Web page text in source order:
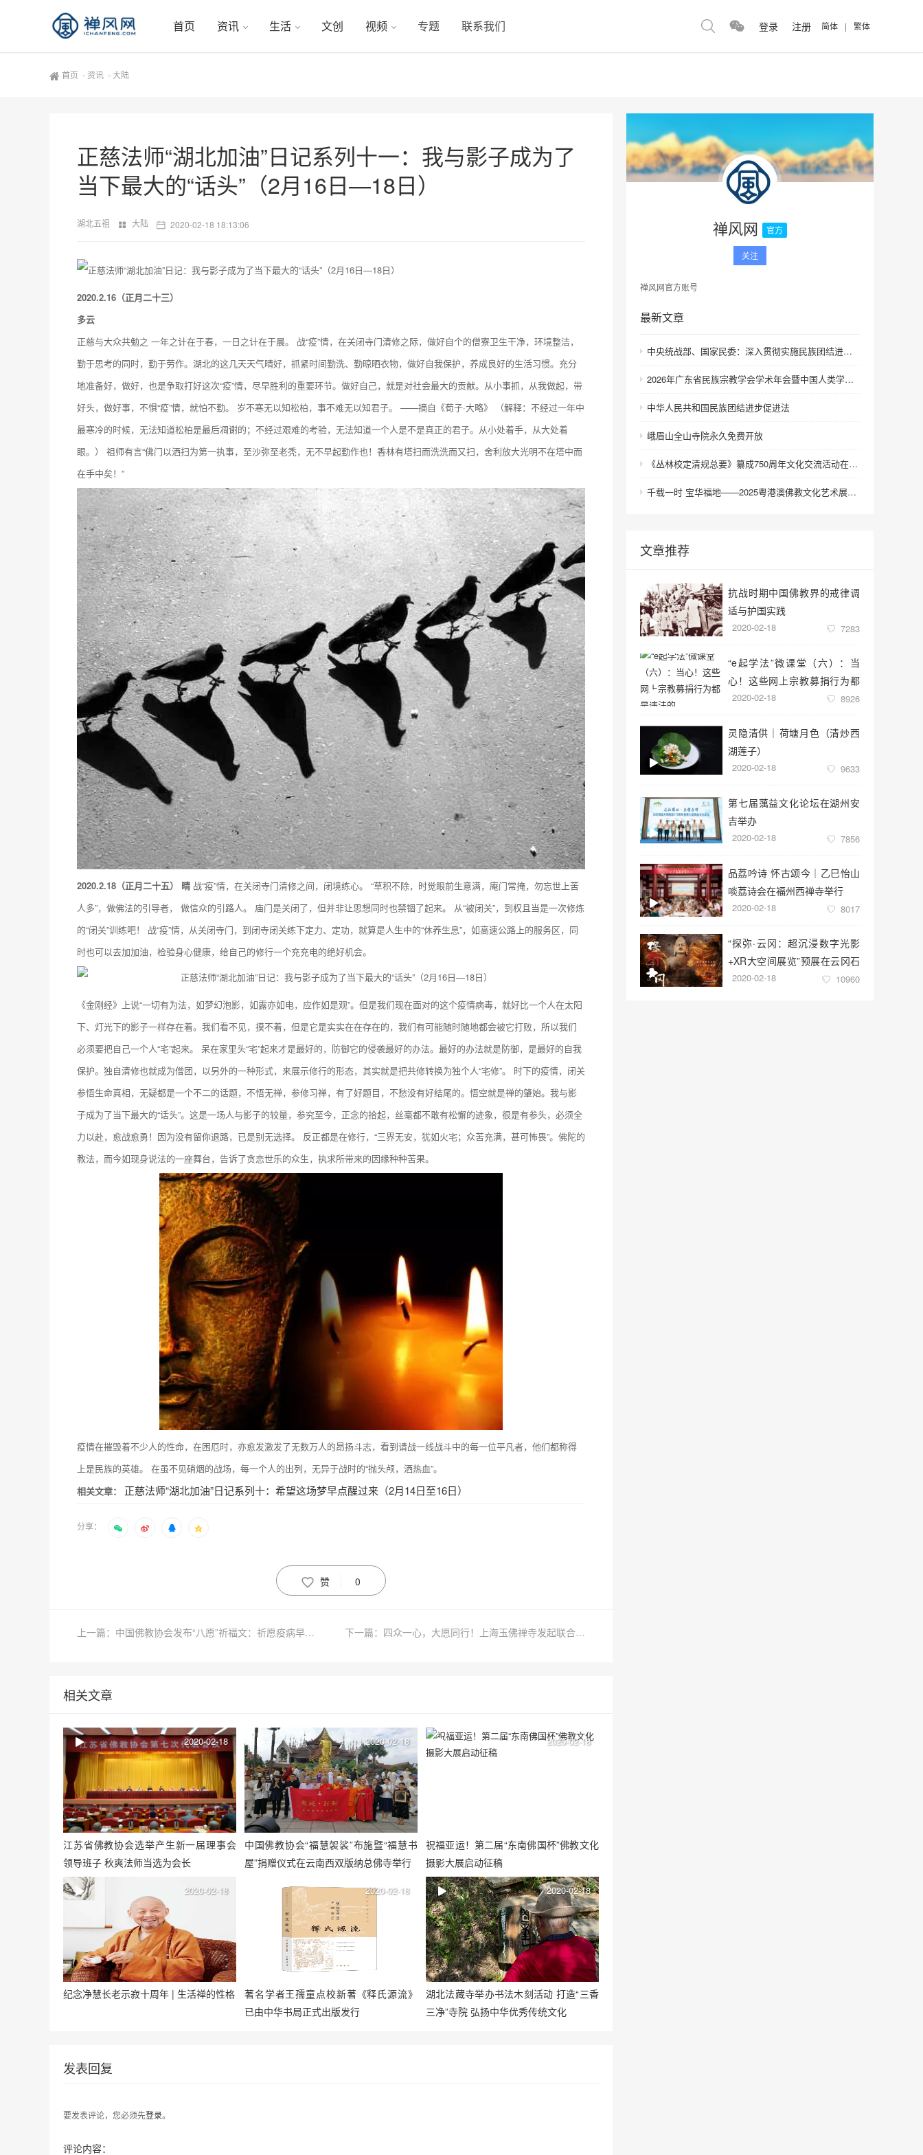
首页 资讯 生活 文创 视频 专题 联系我们 登录 注册 简体 | 繁体
首页 - 资讯 -大陆
正慈法师“湖北加油”日记系列十一：我与影子成为了
当下最大的“话头”（2月16日—18日）
湖北五祖 大陆 2020-02-18 18:13:06
2020.2.16（正月二十三）
多云
正慈与大众共勉之 一年之计在于春，一日之计在于晨。 战“疫”情，在关闭寺门清修之际，做好自个的僧寮卫生干净，环境整洁，
勤于思考的同时，勤于劳作。湖北的这几天天气晴好，抓紧时间勤洗、勤晾晒衣物，做好自我保护，养成良好的生活习惯。充分
地准备好，做好，也是争取打好这次“疫”情，尽早胜利的重要环节。做好自己，就是对社会最大的贡献。从小事抓，从我做起，带
好头，做好事，不惧“疫”情，就怕不勤。 岁不寒无以知松柏，事不难无以知君子。 ——摘自《荀子·大略》 （解释：不经过一年中
最寒冷的时候，无法知道松柏是最后凋谢的；不经过艰难的考验，无法知道一个人是不是真正的君子。从小处着手，从大处着
眼。） 祖师有言“佛门以洒扫为第一执事，至沙弥至老秃，无不早起勤作也！香林有塔扫而洗洗而又扫，舍利放大光明不在塔中而
在手中矣！”
2020.2.18（正月二十五） 晴 战“疫”情，在关闭寺门清修之间，闭境练心。 “草积不除，时觉眼前生意满，庵门常掩，勿忘世上苦
人多”，做佛法的引导者， 做信众的引路人。 庙门是关闭了，但并非让思想同时也禁锢了起来。 从“被闭关”，到权且当是一次修炼
的“闭关”训练吧！ 战“疫”情，从关闭寺门，到闭寺闭关练下定力、定功，就算是人生中的“休养生息”，如高速公路上的服务区，同
时也可以去加加油，检验身心健康，给自己的修行一个充充电的绝好机会。
《金刚经》上说“一切有为法，如梦幻泡影，如露亦如电，应作如是观”。但是我们现在面对的这个疫情病毒，就好比一个人在太阳
下、灯光下的影子一样存在着。我们看不见，摸不着，但是它是实实在在存在的，我们有可能随时随地都会被它打败，所以我们
必须要把自己一个人“宅”起来。 呆在家里头“宅”起来才是最好的，防御它的侵袭最好的办法。最好的办法就是防御，是最好的自我
保护。独自清修也就成为僧团，以另外的一种形式，来展示修行的形态，其实就是把共修转换为独个人“宅修”。 时下的疫情，闭关
参悟生命真相，无疑都是一个不二的话题，不悟无禅，参修习禅，有了好题目，不愁没有好结尾的。悟空就是禅的肇始。我与影
子成为了当下最大的“话头”。这是一场人与影子的较量，参究至今，正念的拾起，丝毫都不敢有松懈的迹象，很是有参头，必须全
力以赴，愈战愈勇！因为没有留你退路，已是别无选择。 反正都是在修行，“三界无安，犹如火宅；众苦充满，甚可怖畏”。佛陀的
教法，而今如现身说法的一座舞台，告诉了贪恋世乐的众生，执求所带来的因缘种种苦果。
疫情在摧毁着不少人的性命，在困厄时，亦愈发激发了无数万人的昂扬斗志，看到请战一线战斗中的每一位平凡者，他们都称得
上是民族的英雄。 在虽不见硝烟的战场，每一个人的出列，无异于战时的“抛头颅，洒热血”。
相关文章：
正慈法师“湖北加油”日记系列十：希望这场梦早点醒过来（2月14日至16日）
分享：
赞 0
上一篇：中国佛教协会发布“八愿”祈福文：祈愿疫病早除，国运昌隆，世界安宁 下一篇：四众一心，大愿同行！上海玉佛禅寺发起联合捐赠，大批抗疫医疗物资已送到一线
相关文章
江苏省佛教协会选举产生新一届理事会
领导班子 秋爽法师当选为会长
2020-02-18
中国佛教协会“福慧袈裟”布施暨“福慧书
屋”捐赠仪式在云南西双版纳总佛寺举行
2020-02-18
祝福亚运！第二届“东南佛国杯”佛教文化
摄影大展启动征稿
2020-02-18
纪念净慧长老示寂十周年 | 生活禅的性格
2020-02-18
著名学者王孺童点校新著《释氏源流》
已由中华书局正式出版发行
2020-02-18
湖北法藏寺举办书法木刻活动 打造“三香
三净”寺院 弘扬中华优秀传统文化
2020-02-18
发表回复
要发表评论，您必须先登录。
评论内容：
禅风网 官方
关注
禅风网官方账号
最新文章
中央统战部、国家民委：深入贯彻实施民族团结进步促进法 进一步增强中华民族凝聚力向心力
2026年广东省民族宗教学会学术年会暨中国人类学民族学研究会城市民族工作研究专业委员会更名会议在深圳召开
中华人民共和国民族团结进步促进法
峨眉山全山寺院永久免费开放
《丛林校定清规总要》纂成750周年文化交流活动在浙江金华举行
千载一时 宝华福地——2025粤港澳佛教文化艺术展在港澳成功举办
文章推荐
抗战时期中国佛教界的戒律调
适与护国实践
2020-02-18 7283
“e起学法”微课堂（六）：当
心！这些网上宗教募捐行为都
是违法的
2020-02-18 8926
灵隐清供｜​荷塘月色（清炒西
湖莲子）
2020-02-18 9633
第七届蕅益文化论坛在湖州安
吉举办
2020-02-18 7856
品荔吟诗 怀古颂今｜乙巳怡山
啖荔诗会在福州西禅寺举行
2020-02-18 8017
“探弥·云冈：超沉浸数字光影
+XR大空间展览”预展在云冈石
窟云冈美术馆启幕
2020-02-18 10960